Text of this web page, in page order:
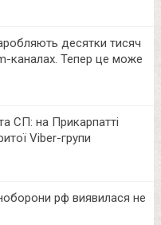
десятки тисяч
каналах. Тепер це може
СП: на Прикарпатті
Viber-групи
рф виявилася не